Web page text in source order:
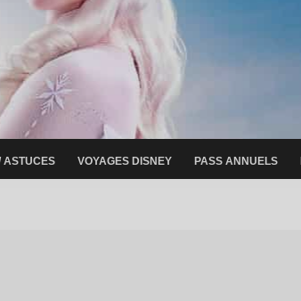
ASTUCES VOYAGES DISNEY PASS ANNUELS